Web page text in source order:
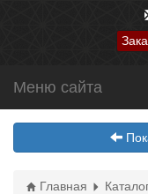
Меню сайта
Главная